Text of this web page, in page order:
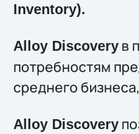
Inventory).
Alloy Discoveryв
потребностям
среднего
Alloy Discovery